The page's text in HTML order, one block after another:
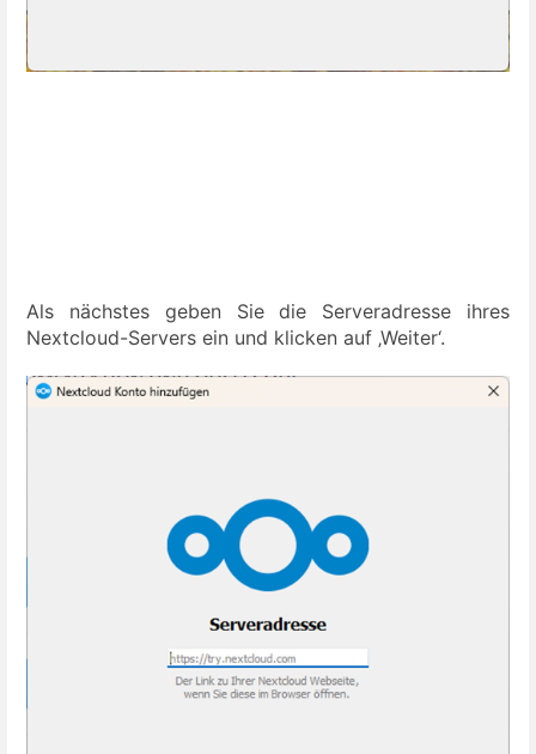
Als nächstes geben Sie die Serveradresse ihres
Nextcloud-Servers ein und klicken auf ‚Weiter‘.